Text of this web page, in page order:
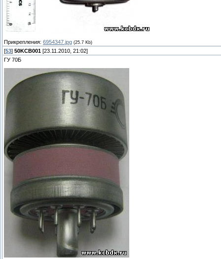
Прикрепления: 6954347.jpg (25.7 Kb)
[53] 50KCB001 [23.11.2010, 21:02]
ГУ 70Б